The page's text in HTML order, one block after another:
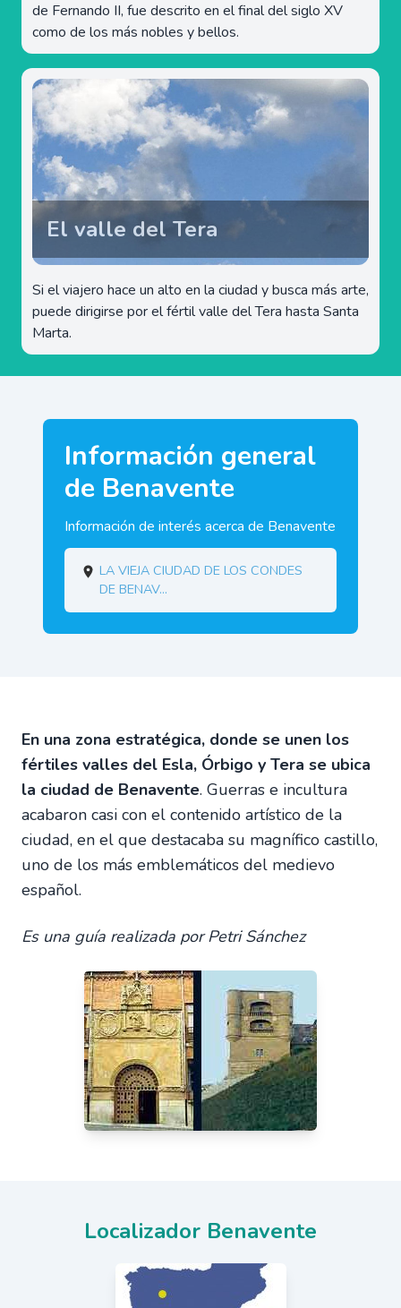
de Fernando II, fue descrito en el final del siglo XV
como de los más nobles y bellos.
El valle del Tera
Si el viajero hace un alto en la ciudad y busca más arte,
puede dirigirse por el fértil valle del Tera hasta Santa
Marta.
Información general
de Benavente
Información de interés acerca de Benavente
La vieja ciudad de los Condes
de Benav...
En una zona estratégica, donde se unen los
fértiles valles del Esla, Órbigo y Tera se ubica
la ciudad de Benavente. Guerras e incultura
acabaron casi con el contenido artístico de la
ciudad, en el que destacaba su magnífico castillo,
uno de los más emblemáticos del medievo
español.
Es una guía realizada por Petri Sánchez
Localizador Benavente